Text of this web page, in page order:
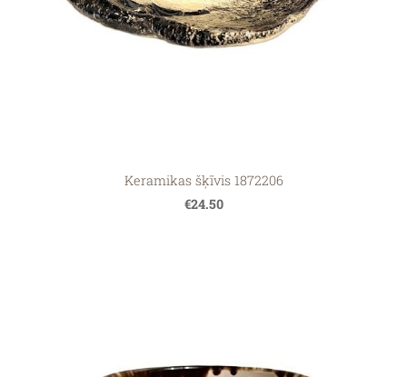
Keramikas šķīvis 1872206
€24.50